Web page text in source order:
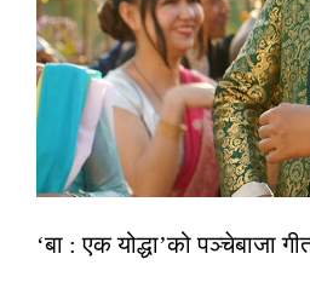
‘बा : एक योद्धा’को पञ्चेबाजा